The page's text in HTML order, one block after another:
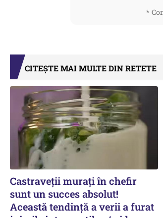
*
CITEȘTE MAI MULTE DIN RETETE
Castraveții murați în chefir
sunt un succes absolut!
Această tendință a verii a furat